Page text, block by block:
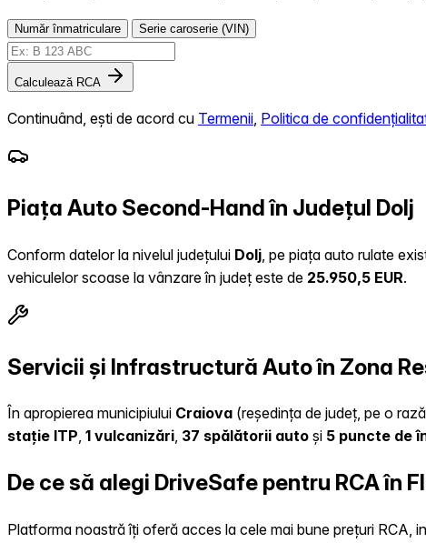
Număr înmatriculare Serie caroserie (VIN)
Calculează RCA
Continuând, ești de acord cu Termenii Politica de
Piața Auto Second-Hand în Județul Dolj
Conform datelor la nivelul județului Dolj , pe piața auto rulate
vehiculelor scoase la vânzare în județ este de 25.950,5 EUR.
Servicii și Infrastructură Auto în Zona
În apropierea municipiului Craiova (reședința de județ, pe o
stație ITP, 1 vulcanizări, 37 spălătorii auto și 5 puncte de
De ce să alegi DriveSafe pentru RCA în
Platforma noastră îți oferă acces la cele mai bune prețuri RCA,